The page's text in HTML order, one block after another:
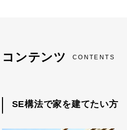
コンテンツ CONTENTS
SE構法で家を建てたい方